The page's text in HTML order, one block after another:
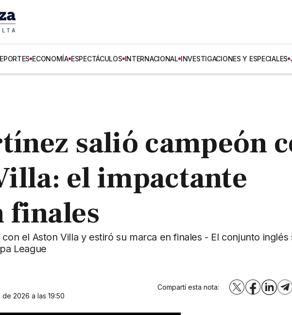
ECONOMÍA ESPECTÁCULOS INTERNACIONAL INVESTIGACIONES Y ESPECIALES
salió campeón
el impactante
finales
el Aston Villa y estiró su marca en finales - El conjunto inglés
League
2026 a las 19:50
Compartí esta nota: X Facebook